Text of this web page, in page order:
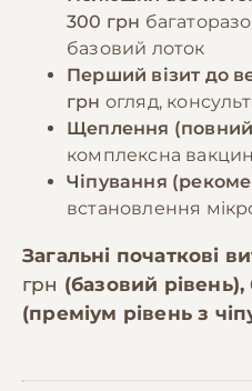
300 грн
базовий лоток
Перший візит до
грн огляд,
Щеплення (повний
комплексна
Чіпування
встановлення
Загальні початкові
грн (базовий рівень),
(преміум рівень з